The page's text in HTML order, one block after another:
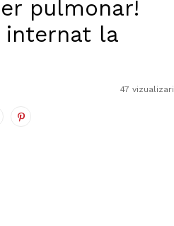
pulmonar!
internat la
47 vizualizari